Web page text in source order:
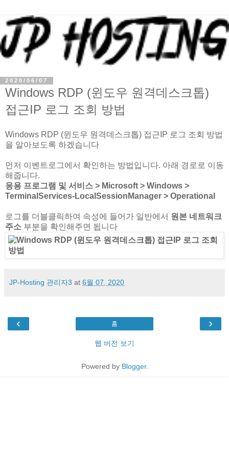
2020/06/07
Windows RDP (윈도우 원격데스크톱)
접근IP 로그 조회 방법
Windows RDP (윈도우 원격데스크톱) 접근IP 로그 조회 방법
을 알아보도록 하겠습니다
먼저 이벤트로그에서 확인하는 방법입니다. 아래 경로로 이동
해줍니다.
응용 프로그램 및 서비스 > Microsoft > Windows >
TerminalServices-LocalSessionManager > Operational
로그를 더블클릭하여 속성에 들어가 일반에서 원본 네트워크
주소 부분을 확인해주면 됩니다
JP-Hosting 관리자3 at 6월 07, 2020
‹ ›
홈
웹 버전 보기
Powered by Blogger.